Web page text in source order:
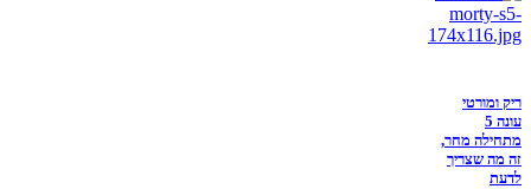
ריק ומורטי
עונה 5
מתחילה מחר,
זה מה שצריך
לדעת